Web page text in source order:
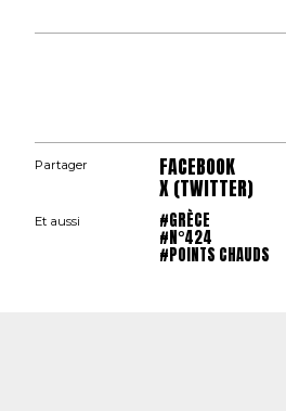
Partager FACEBOOK
X (TWITTER)
Et aussi #GRÈCE
#N°424
#POINTS CHAUDS